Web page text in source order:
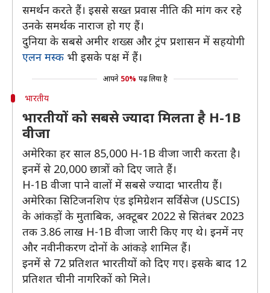
समर्थन करते हैं। इससे सख्त प्रवास नीति की मांग कर रहे
उनके समर्थक नाराज हो गए हैं।
दुनिया के सबसे अमीर शख्स और ट्रंप प्रशासन में सहयोगी
एलन मस्क भी इसके पक्ष में हैं।
आपने 50% पढ़ लिया है
भारतीय
भारतीयों को सबसे ज्यादा मिलता है H-1B
वीजा
अमेरिका हर साल 85,000 H-1B वीजा जारी करता है।
इनमें से 20,000 छात्रों को दिए जाते हैं।
H-1B वीजा पाने वालों में सबसे ज्यादा भारतीय हैं।
अमेरिका सिटिजनशिप एंड इमिग्रेशन सर्विसेज (USCIS)
के आंकड़ों के मुताबिक, अक्टूबर 2022 से सितंबर 2023
तक 3.86 लाख H-1B वीजा जारी किए गए थे। इनमें नए
और नवीनीकरण दोनों के आंकड़े शामिल हैं।
इनमें से 72 प्रतिशत भारतीयों को दिए गए। इसके बाद 12
प्रतिशत चीनी नागरिकों को मिले।